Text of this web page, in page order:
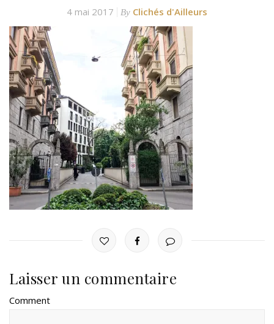
4 mai 2017 By Clichés d'Ailleurs
Laisser un commentaire
Comment